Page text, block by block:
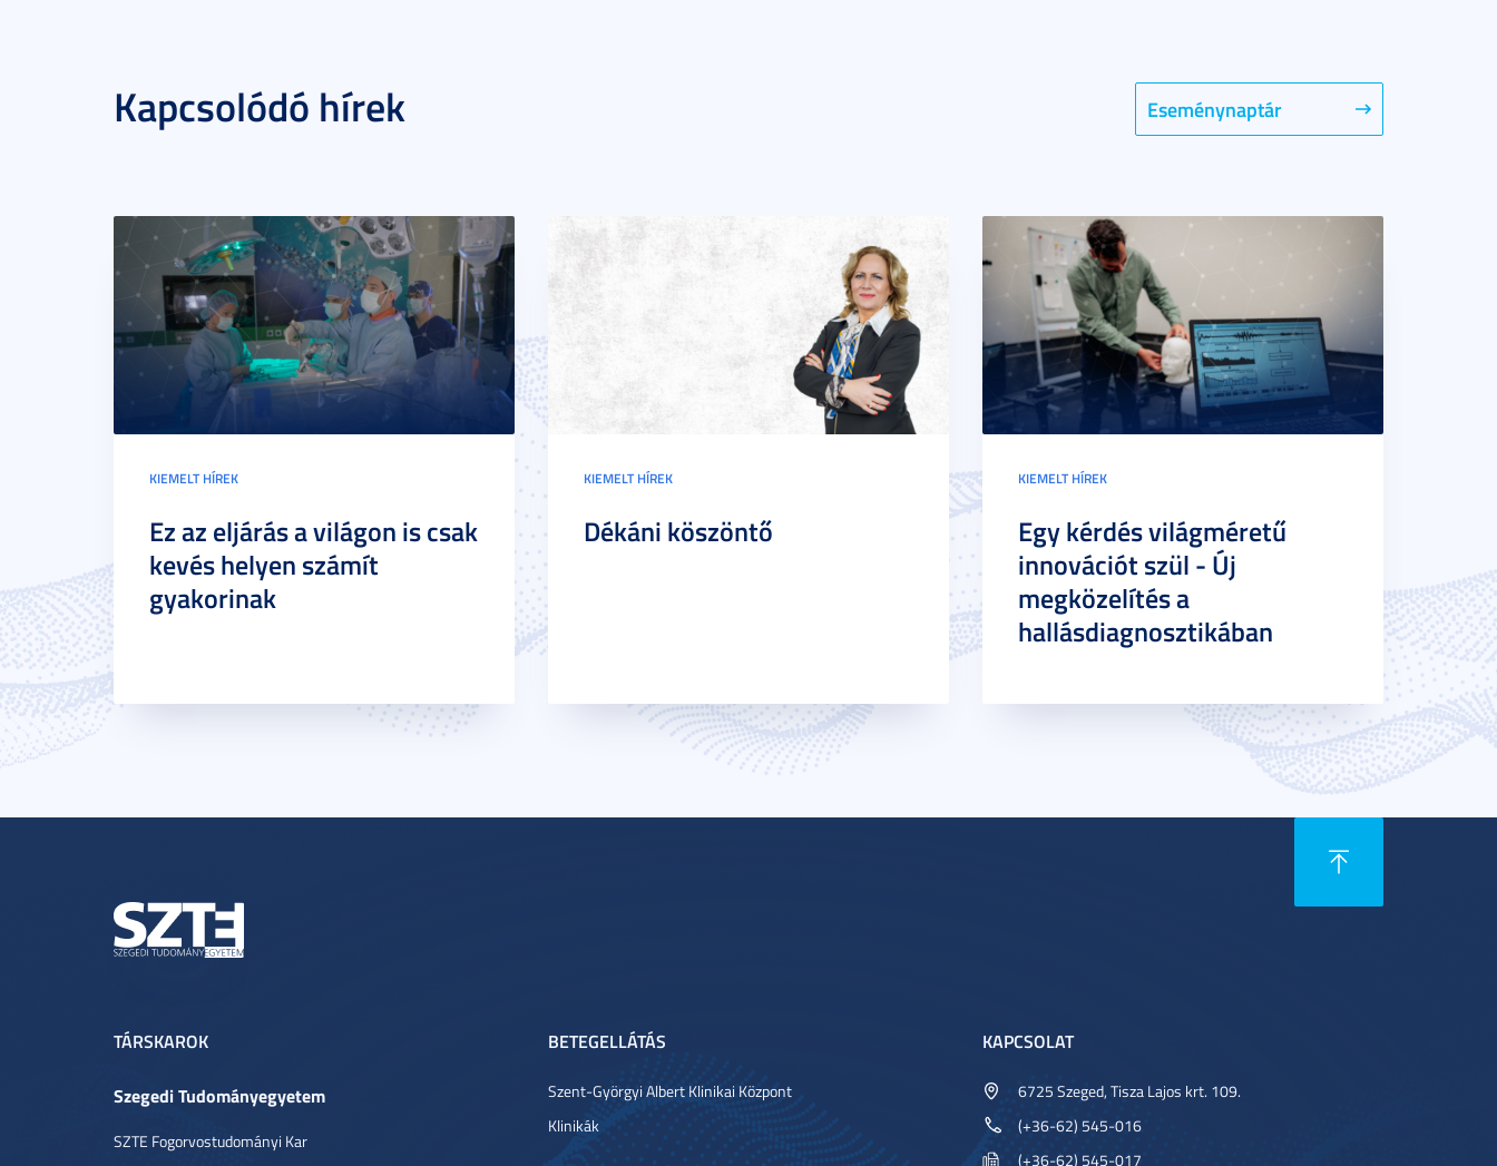
Kapcsolódó hírek Eseménynaptár
KIEMELT HÍREK
Ez az eljárás a világon is csak
kevés helyen számít
gyakorinak
KIEMELT HÍREK
Dékáni köszöntő
KIEMELT HÍREK
Egy kérdés világméretű
innovációt szül - Új
megközelítés a
hallásdiagnosztikában
TÁRSKAROK
Szegedi Tudományegyetem
SZTE Fogorvostudományi Kar
BETEGELLÁTÁS
Szent-Györgyi Albert Klinikai Központ
Klinikák
KAPCSOLAT
6725 Szeged, Tisza Lajos krt. 109.
(+36-62) 545-016
(+36-62) 545-017